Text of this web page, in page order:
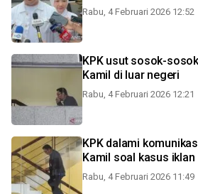
Rabu, 4 Februari 2026 12:52
KPK usut sosok-
Kamil di luar negeri
Rabu, 4 Februari 2026 12:21
KPK dalami
Kamil soal kasus iklan
Rabu, 4 Februari 2026 11:49